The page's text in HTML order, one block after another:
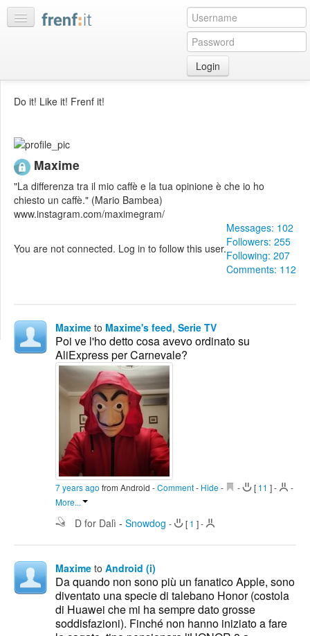
Login
My
discussions
Bookmarks
Best
of
Edit
Search
Do it! Like it! Frenf it!
Maxime
"La differenza tra il mio caffè e la tua opinione è che io ho
chiesto un caffè." (Mario Bambea)
www.instagram.com/maximegram/
Messages: 102
Followers: 255
Following: 207
Comments: 112
You are not connected. Log in to follow this user.
Maxime to Maxime's feed, Serie TV
Poi ve l'ho detto cosa avevo ordinato su
AliExpress per Carnevale?
7 years ago from Android -Comment- Hide - - [ 11 ]-
-
More...
D for Dalì - Snowdog - [ 1 ]-
Maxime to Android (i)
Da quando non sono più un fanatico Apple, sono
diventato una specie di talebano Honor (costola
di Huawei che mi ha sempre dato grosse
soddisfazioni). Finché non hanno iniziato a fare